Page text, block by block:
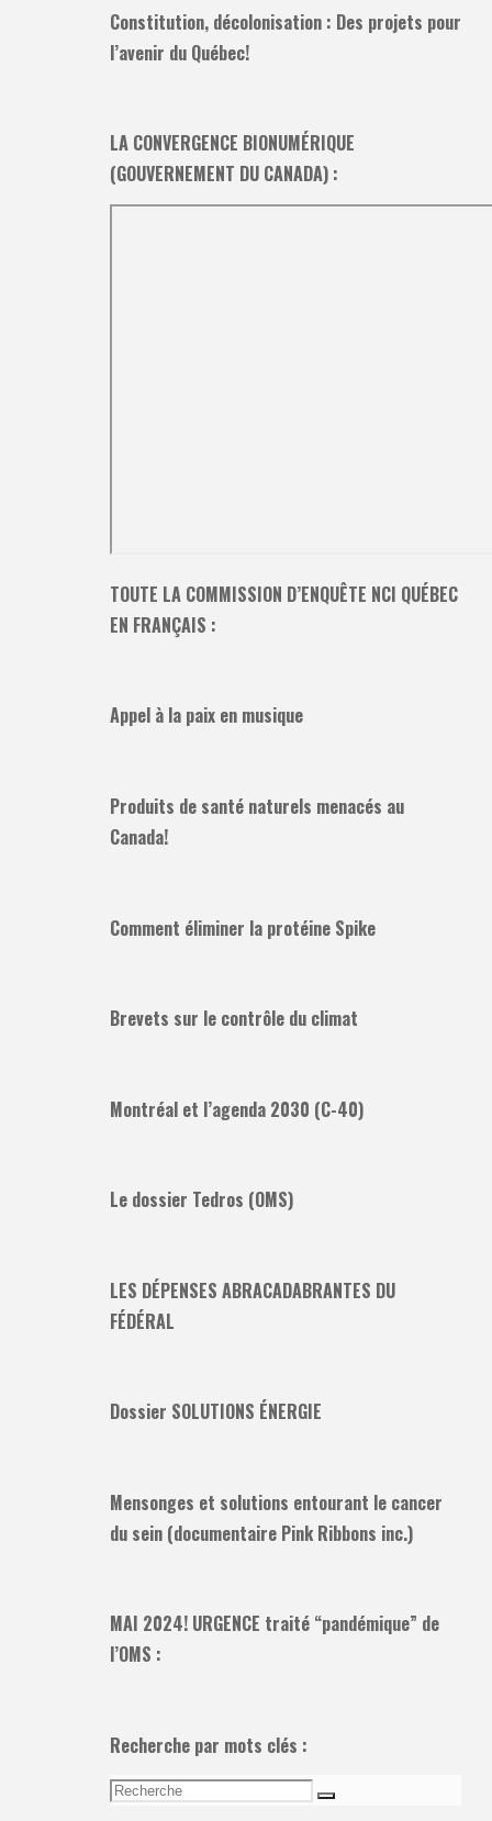
Constitution, décolonisation : Des projets pour
l’avenir du Québec!
LA CONVERGENCE BIONUMÉRIQUE
(GOUVERNEMENT DU CANADA) :
TOUTE LA COMMISSION D’ENQUÊTE NCI QUÉBEC
EN FRANÇAIS :
Appel à la paix en musique
Produits de santé naturels menacés au
Canada!
Comment éliminer la protéine Spike
Brevets sur le contrôle du climat
Montréal et l’agenda 2030 (C-40)
Le dossier Tedros (OMS)
LES DÉPENSES ABRACADABRANTES DU
FÉDÉRAL
Dossier SOLUTIONS ÉNERGIE
Mensonges et solutions entourant le cancer
du sein (documentaire Pink Ribbons inc.)
MAI 2024! URGENCE traité “pandémique” de
l’OMS :
Recherche par mots clés :
Recherche
Recherche